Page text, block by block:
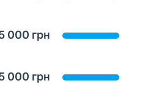
000 грн
000 грн